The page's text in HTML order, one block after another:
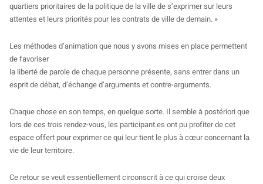
quartiers prioritaires de la politique de la ville de s’exprimer sur leurs
attentes et leurs priorités pour les contrats de ville de demain. »
Les méthodes d’animation que nous y avons mises en place permettent
de favoriser
la liberté de parole de chaque personne présente, sans entrer dans un
esprit de débat, d’échange d’arguments et contre-arguments.
Chaque chose en son temps, en quelque sorte. Il semble à postériori que
lors de ces trois rendez-vous, les participant.es ont pu profiter de cet
espace offert pour exprimer ce qui leur tient le plus à cœur concernant la
vie de leur territoire.
Ce retour se veut essentiellement circonscrit à ce qui croise deux